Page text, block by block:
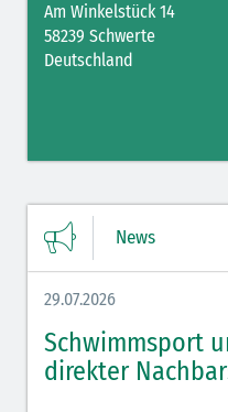
Am Winkelstück 14
58239 Schwerte
Deutschland
News
29.07.2026
Schwimmsport
direkter